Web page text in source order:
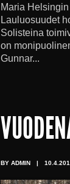
Maria
Lauluosuudet
Solisteina
on
Gunnar...
BY ADMIN |